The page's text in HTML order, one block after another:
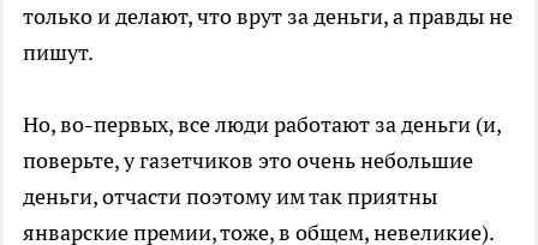
только и делают, что врут за деньги, а правды не
пишут.
Но, во-первых, все люди работают за деньги (и,
поверьте, у газетчиков это очень небольшие
деньги, отчасти поэтому им так приятны
январские премии, тоже, в общем, невеликие).